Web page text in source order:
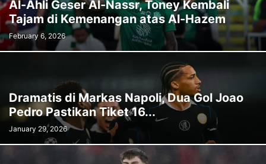
Al-Ahli Geser Al-Nassr, Toney Kembali
Tajam di Kemenangan atas Al-Hazem
February 6, 2026
Dramatis di Markas Napoli, Dua Gol Joao
Pedro Pastikan Tiket 16...
January 29, 2026